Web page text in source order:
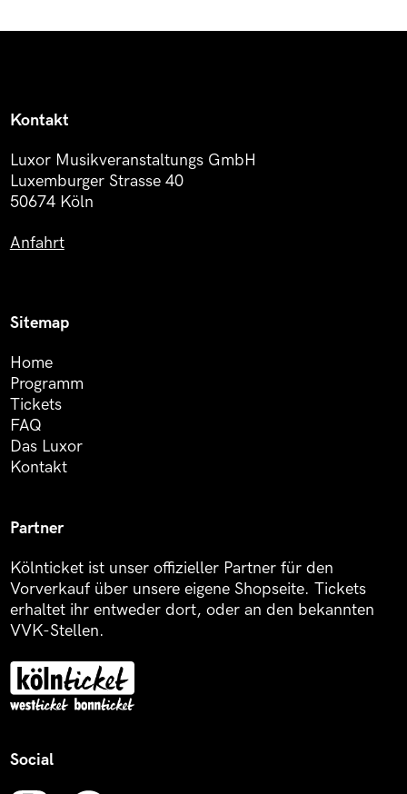
Kontakt
Luxor Musikveranstaltungs GmbH
Luxemburger Strasse 40
50674 Köln
Anfahrt
Sitemap
Home
Programm
Tickets
FAQ
Das Luxor
Kontakt
Partner
Kölnticket ist unser offizieller Partner für den
Vorverkauf über unsere eigene Shopseite. Tickets
erhaltet ihr entweder dort, oder an den bekannten
VVK-Stellen.
Social